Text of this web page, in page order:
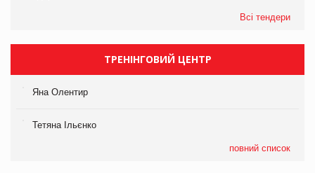
Всі тендери
ТРЕНІНГОВИЙ ЦЕНТР
Яна Олентир
Тетяна Ільєнко
повний список